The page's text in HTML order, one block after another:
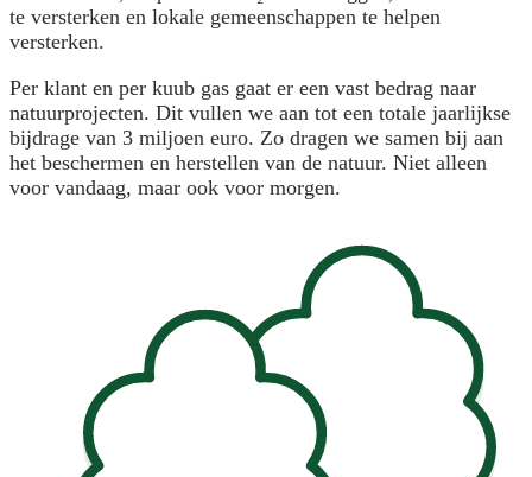
te versterken en lokale gemeenschappen te helpen
versterken.
Per klant en per kuub gas gaat er een vast bedrag naar
natuurprojecten. Dit vullen we aan tot een totale jaarlijkse
bijdrage van 3 miljoen euro. Zo dragen we samen bij aan
het beschermen en herstellen van de natuur. Niet alleen
voor vandaag, maar ook voor morgen.